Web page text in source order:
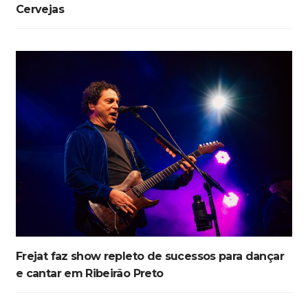
Cervejas
Frejat faz show repleto de sucessos para dançar
e cantar em Ribeirão Preto